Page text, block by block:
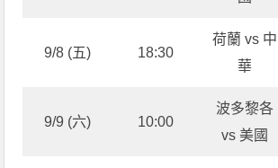
9/8 (五) 18:30
荷蘭 vs 中
華
9/9 (六) 10:00
波多黎各
vs 美國